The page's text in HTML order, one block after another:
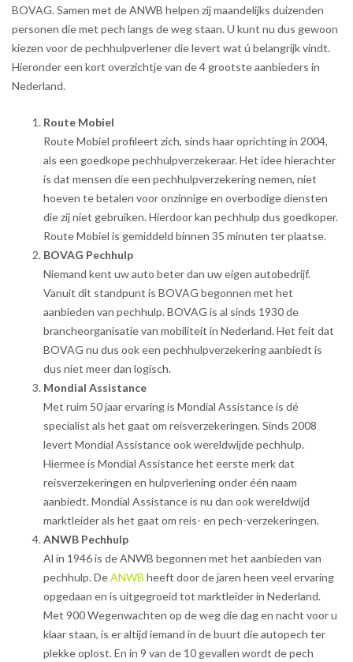
BOVAG. Samen met de ANWB helpen zij maandelijks duizenden
personen die met pech langs de weg staan. U kunt nu dus gewoon
kiezen voor de pechhulpverlener die levert wat ú belangrijk vindt.
Hieronder een kort overzichtje van de 4 grootste aanbieders in
Nederland.
Route Mobiel
Route Mobiel profileert zich, sinds haar oprichting in 2004,
als een goedkope pechhulpverzekeraar. Het idee hierachter
is dat mensen die een pechhulpverzekering nemen, niet
hoeven te betalen voor onzinnige en overbodige diensten
die zij niet gebruiken. Hierdoor kan pechhulp dus goedkoper.
Route Mobiel is gemiddeld binnen 35 minuten ter plaatse.
BOVAG Pechhulp
Niemand kent uw auto beter dan uw eigen autobedrijf.
Vanuit dit standpunt is BOVAG begonnen met het
aanbieden van pechhulp. BOVAG is al sinds 1930 de
brancheorganisatie van mobiliteit in Nederland. Het feit dat
BOVAG nu dus ook een pechhulpverzekering aanbiedt is
dus niet meer dan logisch.
Mondial Assistance
Met ruim 50 jaar ervaring is Mondial Assistance is dé
specialist als het gaat om reisverzekeringen. Sinds 2008
levert Mondial Assistance ook wereldwijde pechhulp.
Hiermee is Mondial Assistance het eerste merk dat
reisverzekeringen en hulpverlening onder één naam
aanbiedt. Mondial Assistance is nu dan ook wereldwijd
marktleider als het gaat om reis- en pech-verzekeringen.
ANWB Pechhulp
Al in 1946 is de ANWB begonnen met het aanbieden van
pechhulp. DeANWB heeft door de jaren heen veel ervaring
opgedaan en is uitgegroeid tot marktleider in Nederland.
Met 900 Wegenwachten op de weg die dag en nacht voor u
klaar staan, is er altijd iemand in de buurt die autopech ter
plekke oplost. En in 9 van de 10 gevallen wordt de pech